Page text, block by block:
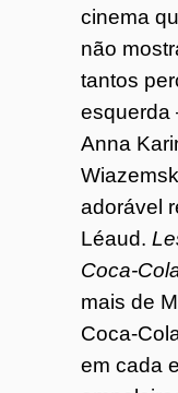
cinema
não
tantos
esquerda
Anna
adorável
Léaud.
Coca-
mais de
Coca-
em cada